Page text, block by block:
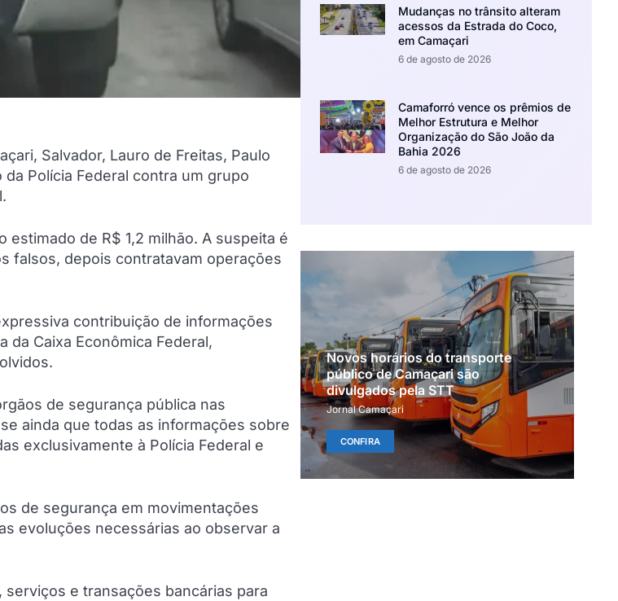
Salvador, Lauro de Freitas, Paulo
Polícia Federal contra um grupo
de R$ 1,2 milhão. A suspeita é
falsos, depois contratavam operações
contribuição de informações
da Caixa Econômica Federal,
de segurança pública nas
ainda que todas as informações sobre
exclusivamente à Polícia Federal e
de segurança em movimentações
evoluções necessárias ao observar a
e transações bancárias para
Mudanças no trânsito alteram
acessos da Estrada do Coco,
em Camaçari
6 de agosto de 2026
Camaforró vence os prêmios de
Melhor Estrutura e Melhor
Organização do São João da
Bahia 2026
6 de agosto de 2026
Novos horários do transporte
público de Camaçari são
divulgados pela STT
Jornal Camaçari
CONFIRA